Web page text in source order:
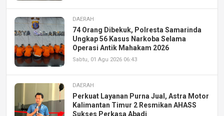
DAERAH
74 Orang Dibekuk, Polresta Samarinda
Ungkap 56 Kasus Narkoba Selama
Operasi Antik Mahakam 2026
Sabtu, 01 Agu 2026 06:43
DAERAH
Perkuat Layanan Purna Jual, Astra Motor
Kalimantan Timur 2 Resmikan AHASS
Sukses Perkasa Abadi